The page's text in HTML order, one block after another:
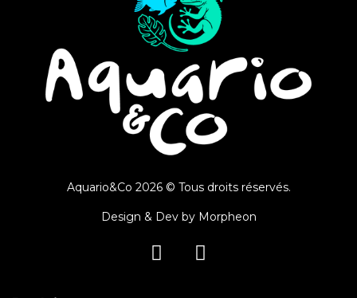
Aquario&Co 2026 © Tous droits réservés.
Design & Dev by Morpheon